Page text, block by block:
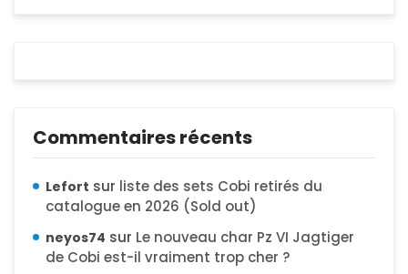
Commentaires récents
Lefort sur liste des sets Cobi retirés du
catalogue en 2026 (Sold out)
neyos74 sur Le nouveau char Pz VI Jagtiger
de Cobi est-il vraiment trop cher ?